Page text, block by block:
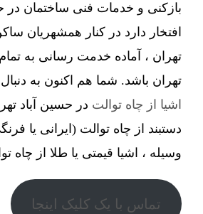
بازکنی و خدمات فنی ساختمان در
افتخار دارد در کنار همشهریان
تهران ، آماده خدمت رسانی به
تهران باشد. شما هم اکنون به
اشیا از چاه توالت در حسین آباد
دستبند از چاه توالت (ایرانی یا
وسیله ، اشیا قیمتی یا طلا از چاه
تماس با یک کلیک اینجا